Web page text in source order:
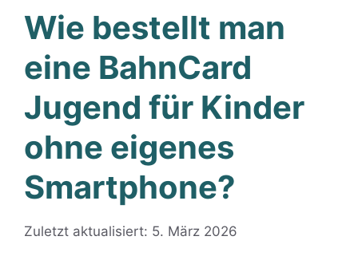
Wie bestellt man
eine BahnCard
Jugend für Kinder
ohne eigenes
Smartphone?
Zuletzt aktualisiert: 5. März 2026